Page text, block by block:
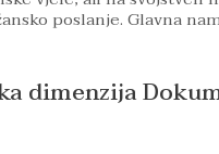
poslanje. Glavna
dimenzija